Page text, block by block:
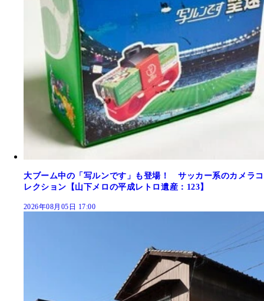
大ブーム中の「写ルンです」も登場！ サッカー系のカメラコ
レクション【山下メロの平成レトロ遺産：123】
2026年08月05日 17:00